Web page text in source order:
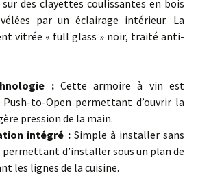
des clayettes coulissantes en bois
par un éclairage intérieur. La
vitrée « full glass » noir, traité anti-
: Cette armoire à vin est
Push-to-Open permettant d’ouvrir la
pression de la main.
intégré : Simple à installer sans
d’installer sous un plan de
les lignes de la cuisine.